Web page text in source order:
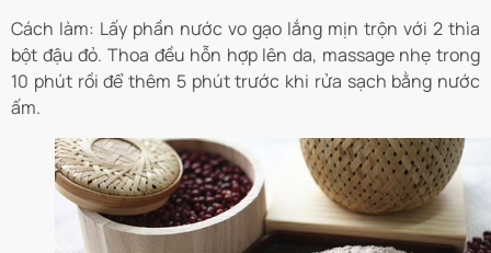
Cách làm: Lấy phần nước vo gạo lắng mịn trộn với 2 thìa
bột đậu đỏ. Thoa đều hỗn hợp lên da, massage nhẹ trong
10 phút rồi để thêm 5 phút trước khi rửa sạch bằng nước
ấm.